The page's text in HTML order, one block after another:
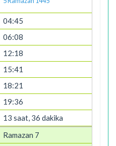
04:45
06:08
12:18
15:41
18:21
19:36
13 saat, 36 dakika
Ramazan 7